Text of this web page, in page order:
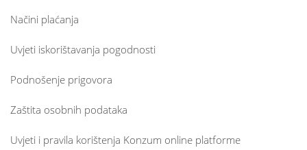
Načini plaćanja
Uvjeti iskorištavanja pogodnosti
Podnošenje prigovora
Zaštita osobnih podataka
Uvjeti i pravila korištenja Konzum online platforme